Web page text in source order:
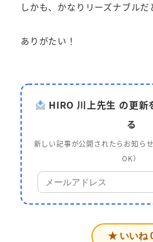
しかも、かなりリーズナブルだ
ありがたい！
HIRO 川上先生 の更新
る
新しい記事が公開されたらお知ら
OK）
★ いいね